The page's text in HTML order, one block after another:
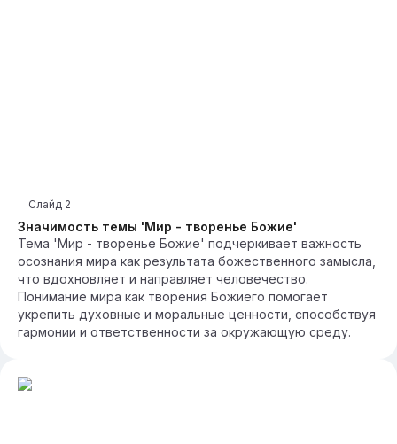
Значимость темы 'Мир - творенье Божие'
Слайд 2
Тема 'Мир - творенье Божие' подчеркивает важность
осознания мира как результата божественного замысла,
что вдохновляет и направляет человечество.
Понимание мира как творения Божиего помогает
укрепить духовные и моральные ценности, способствуя
гармонии и ответственности за окружающую среду.